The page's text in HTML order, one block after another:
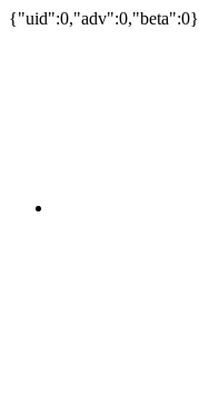
{"uid":0,"adv":0,"beta":0}